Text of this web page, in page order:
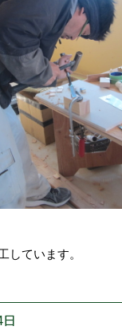
しています。